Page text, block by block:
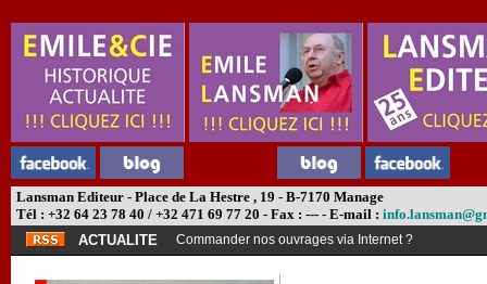
Lansman Editeur - Place de La Hestre , 19 - B-7170 Manage
Tél : +32 64 23 78 40 / +32 471 69 77 20 - Fax : --- - E-mail :
ACTUALITE
Commander nos ouvrages via Internet ?